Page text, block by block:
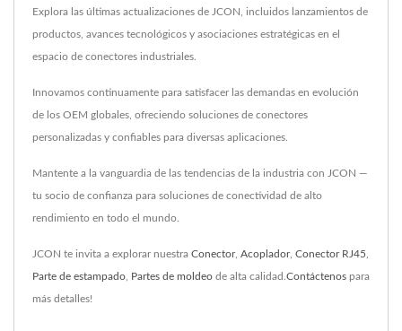
Explora las últimas actualizaciones de JCON, incluidos lanzamientos de
productos, avances tecnológicos y asociaciones estratégicas en el
espacio de conectores industriales.
Innovamos continuamente para satisfacer las demandas en evolución
de los OEM globales, ofreciendo soluciones de conectores
personalizadas y confiables para diversas aplicaciones.
Mantente a la vanguardia de las tendencias de la industria con JCON —
tu socio de confianza para soluciones de conectividad de alto
rendimiento en todo el mundo.
JCON te invita a explorar nuestra Conector, Acoplador, Conector RJ45
Parte de estampado Partes de moldeo de alta calidad. Contáctenos para
más detalles!